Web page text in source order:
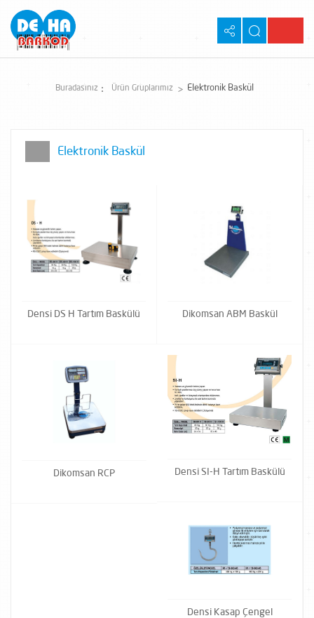
Buradasınız Ürün Gruplarımız Elektronik Baskül
Elektronik Baskül
Densi DS H Tartım Baskülü Dikomsan ABM Baskül
Dikomsan RCP Densi SI-H Tartım Baskülü
Densi Kasap Çengel